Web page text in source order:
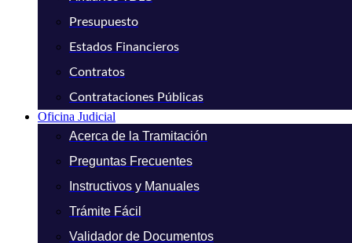
Presupuesto
Estados Financieros
Contratos
Contrataciones Públicas
Oficina Judicial
Acerca de la Tramitación
Preguntas Frecuentes
Instructivos y Manuales
Trámite Fácil
Validador de Documentos